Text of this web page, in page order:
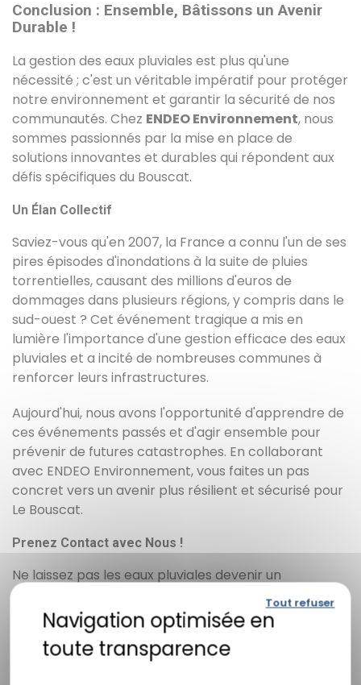
Conclusion : Ensemble, Bâtissons un Avenir
Durable !
La gestion des eaux pluviales est plus qu'une
nécessité ; c'est un véritable impératif pour protéger
notre environnement et garantir la sécurité de nos
communautés. Chez ENDEO Environnement, nous
sommes passionnés par la mise en place de
solutions innovantes et durables qui répondent aux
défis spécifiques du Bouscat.
Un Élan Collectif
Saviez-vous qu'en 2007, la France a connu l'un de ses
pires épisodes d'inondations à la suite de pluies
torrentielles, causant des millions d'euros de
dommages dans plusieurs régions, y compris dans le
sud-ouest ? Cet événement tragique a mis en
lumière l'importance d'une gestion efficace des eaux
pluviales et a incité de nombreuses communes à
renforcer leurs infrastructures.
Aujourd'hui, nous avons l'opportunité d'apprendre de
ces événements passés et d'agir ensemble pour
prévenir de futures catastrophes. En collaborant
avec ENDEO Environnement, vous faites un pas
concret vers un avenir plus résilient et sécurisé pour
Le Bouscat.
Prenez Contact avec Nous !
Ne laissez pas les eaux pluviales devenir un
problème. Contactez-nous dès aujourd'hui pour
discuter de vos projets et découvrir comment nous
pouvons vous aider à transformer votre vision en
réalité. Ensemble, faisons du Bouscat un modèle de
Tout refuser